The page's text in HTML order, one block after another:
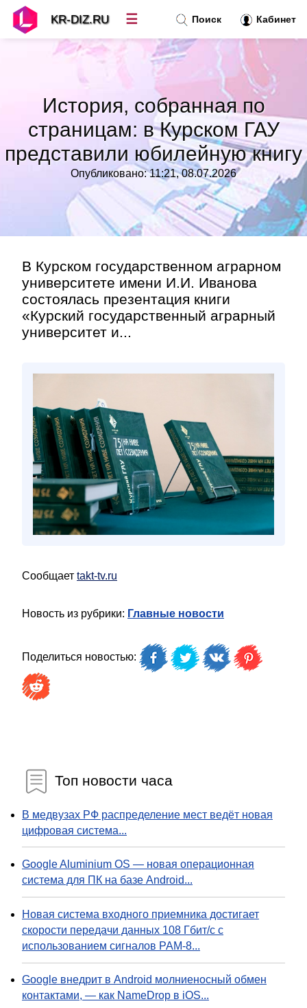
История, собранная по
страницам: в Курском ГАУ
представили юбилейную книгу
Опубликовано: 11:21, 08.07.2026
В Курском государственном аграрном
университете имени И.И. Иванова
состоялась презентация книги
«Курский государственный аграрный
университет и...
Сообщает takt-tv.ru
Новость из рубрики: Главные новости
Поделиться новостью:
Топ новости часа
В медвузах РФ распределение мест ведёт новая
цифровая система...
Google Aluminium OS — новая операционная
система для ПК на базе Android...
Новая система входного приемника достигает
скорости передачи данных 108 Гбит/с с
использованием сигналов PAM-8...
Google внедрит в Android молниеносный обмен
контактами, — как NameDrop в iOS...
Поиск Кабинет
KR-DIZ.RU ☰
Топ новостей»
Рубрики»
»
Контакт»